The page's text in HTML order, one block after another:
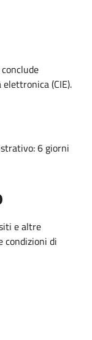
(CIE).
6 giorni
e altre
condizioni di